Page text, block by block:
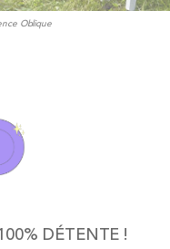
Oblique
DÉTENTE !